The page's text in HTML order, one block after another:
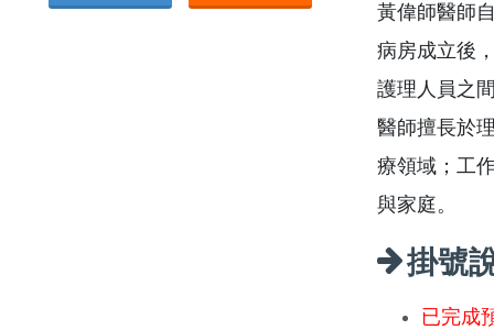
黃偉師醫師
病房成立後
護理人員之
醫師擅長於
療領域；工
與家庭。
掛號
已完成